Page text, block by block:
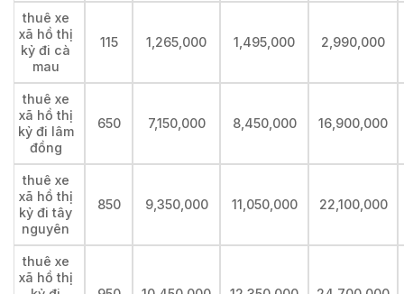
thuê xe
xã hồ thị
kỷ đi cà
mau
115 1,265,000 1,495,000 2,990,000
thuê xe
xã hồ thị
kỷ đi lâm
đồng
650 7,150,000 8,450,000 16,900,000
thuê xe
xã hồ thị
kỷ đi tây
nguyên
850 9,350,000 11,050,000 22,100,000
thuê xe
xã hồ thị